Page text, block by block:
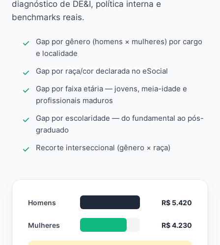
diagnóstico de DE&I, política interna e
benchmarks reais.
Gap por gênero (homens × mulheres) por cargo
e localidade
Gap por raça/cor declarada no eSocial
Gap por faixa etária — jovens, meia-idade e
profissionais maduros
Gap por escolaridade — do fundamental ao pós-
graduado
Recorte interseccional (gênero × raça)
Homens R$ 5.420
Mulheres R$ 4.230